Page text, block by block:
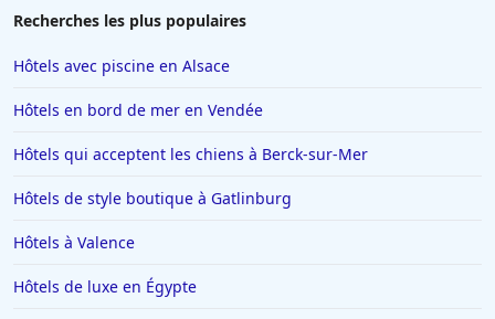
Hôtels à Tain-lʼHermitage
Hôtels à Saint-Affrique
Hôtels au Québec
Hôtels à Carcassonne
Hôtels aux Saintes-Maries-de-la-Mer
Recherches les plus populaires
Hôtels avec piscine en Alsace
Hôtels en bord de mer en Vendée
Hôtels qui acceptent les chiens à Berck-sur-Mer
Hôtels de style boutique à Gatlinburg
Hôtels à Valence
Hôtels de luxe en Égypte